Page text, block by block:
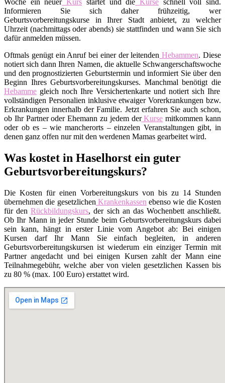
Informieren Sie sich daher frühzeitig, wer
Geburtsvorbereitungskurse in Ihrer Stadt anbietet, zu welcher
Uhrzeit (nachmittags oder abends) sie stattfinden und wann Sie sich
dafür anmelden müssen.
Oftmals genügt ein Anruf bei einer der leitenden Hebammen. Diese
notiert sich dann Ihren Namen, die aktuelle Schwangerschaftswoche
und den prognostizierten Geburtstermin und informiert Sie über den
Beginn Ihres Geburtsvorbereitungskurses. Manchmal benötigt die
Hebamme gleich noch Ihre Versichertenkarte und notiert sich Ihre
vollständigen Personalien inklusive etwaiger Vorerkrankungen bzw.
Erkrankungen innerhalb der Familie. Jetzt erfahren Sie auch schon,
ob Ihr Partner oder Ehemann zu jedem derKurse mitkommen kann
oder ob es – wie mancherorts – einzelen Veranstaltungen gibt, in
denen ganz offen nur mit den werdenen Mamas gearbeitet wird.
Was kostet in Haselhorst ein guter
Geburtsvorbereitungskurs?
Die Kosten für einen Vorbereitungskurs von bis zu 14 Stunden
übernehmen die gesetzlichen Krankenkassen ebenso wie die Kosten
für denRückbildungskurs, der sich an das Wochenbett anschließt.
Ob Ihr Mann in jeder Stunde beim Geburtsvorbereitungskurs dabei
sein kann, hängt in erster Linie vom Angebot ab: Bei einigen
Kursen darf Ihr Mann Sie einfach begleiten, in anderen
Geburtsvorbereitungskursen ist wiederum ein einziger Termin mit
Partner angedacht und bei einigen Kursen zahlt der Mann eine
Teilnahmegebühr, welche aber von vielen gesetzlichen Kassen bis
zu 80 % (max. 100 Euro) erstattet wird.